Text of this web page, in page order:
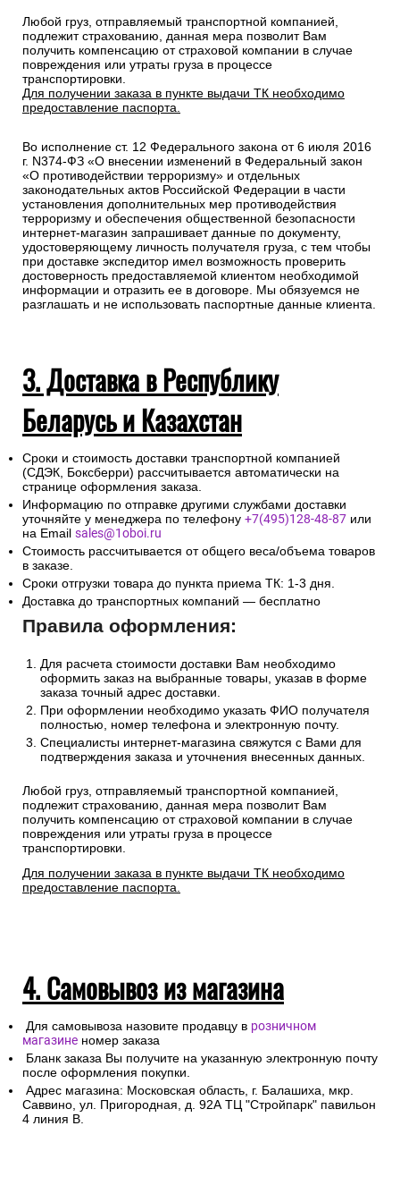
Специалисты интернет-магазина свяжутся с Вами для
подтверждения заказа и уточнения внесенных данных.
Любой груз, отправляемый транспортной компанией,
подлежит страхованию, данная мера позволит Вам
получить компенсацию от страховой компании в случае
повреждения или утраты груза в процессе
Для получении заказа в пункте выдачи ТК необходимо
предоставление паспорта.
Во исполнение ст. 12 Федерального закона от 6 июля 2016
г. N374-ФЗ «О внесении изменений в Федеральный закон
«О противодействии терроризму» и отдельных
законодательных актов Российской Федерации в части
установления дополнительных мер противодействия
терроризму и обеспечения общественной безопасности
интернет-магазин запрашивает данные по документу,
удостоверяющему личность получателя груза, с тем чтобы
при доставке экспедитор имел возможность проверить
3. Доставка в Республику
Беларусь и Казахстан
Сроки и стоимость доставки транспортной компанией
(СДЭК, Боксберри) рассчитывается автоматически на
странице оформления заказа.
Информацию по отправке другими службами доставки
уточняйте у менеджера по телефону
на Emailsales@1oboi.ru
Стоимость рассчитывается от общего веса/объема товаров
Сроки отгрузки товара до пункта приема ТК: 1-3 дня.
Правила оформления:
Для расчета стоимости доставки Вам необходимо
оформить заказ на выбранные товары, указав в форме
заказа точный адрес доставки.
При оформлении необходимо указать ФИО получателя
Специалисты интернет-магазина свяжутся с Вами для
подтверждения заказа и уточнения внесенных данных.
Любой груз, отправляемый транспортной компанией,
подлежит страхованию, данная мера позволит Вам
получить компенсацию от страховой компании в случае
повреждения или утраты груза в процессе
транспортировки.
4. Самовывоз из магазина
Для самовывоза назовите продавцу в
магазиненомер заказа
Бланк заказа Вы получите на указанную электронную почту
после оформления покупки.